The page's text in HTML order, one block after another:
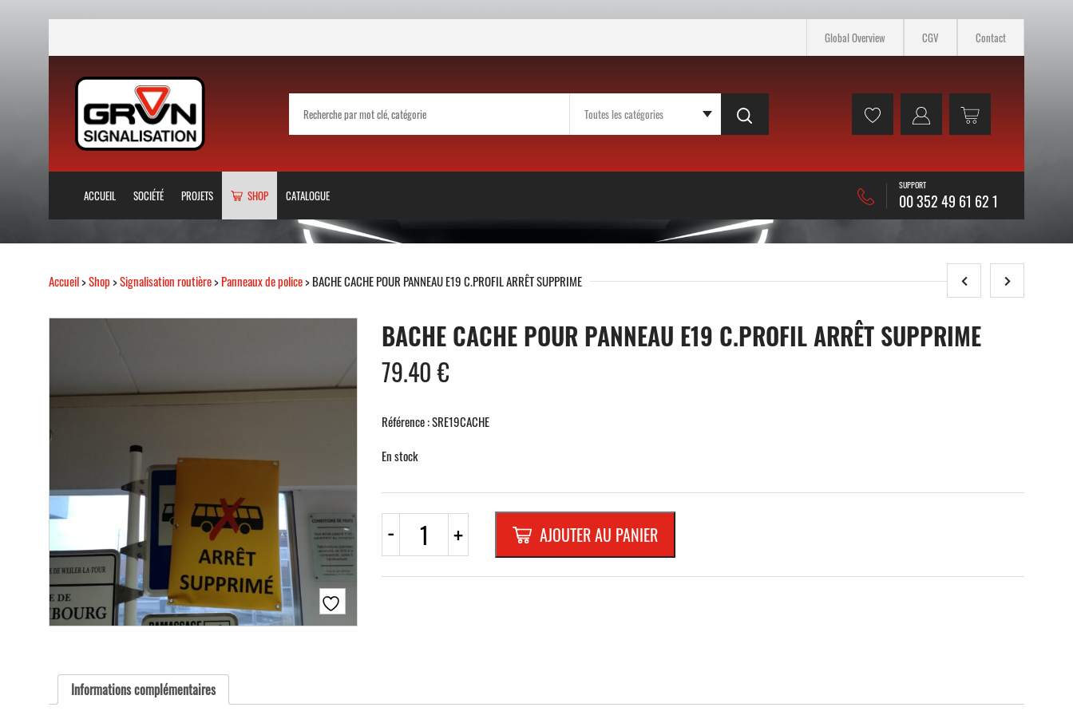
Global Overview CGV Contact
ACCUEIL SOCIÉTÉ PROJETS SHOP CATALOGUE
SUPPORT
00 352 49 61 62 1
Accueil>Shop>Signalisation routière>Panneaux de police> BACHE CACHE POUR PANNEAU E19 C.PROFIL ARRÊT SUPPRIME
BACHE CACHE POUR PANNEAU E19 C.PROFIL ARRÊT SUPPRIME
79.40€
Référence : SRE19CACHE
En stock
- quantité
BACHE
+ AJOUTER AU PANIER
Informations complémentaires